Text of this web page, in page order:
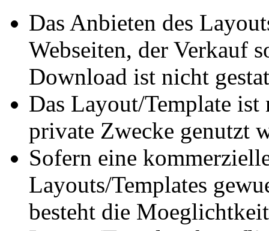
Das Anbieten des
Webseiten, der Verkauf
Download ist nicht
Das Layout/Template ist
private Zwecke genutzt
Sofern eine
Layouts/Templates
besteht die